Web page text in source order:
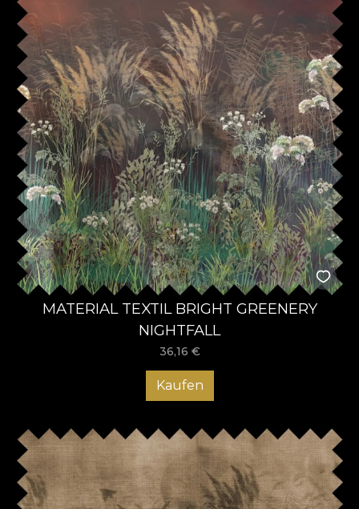
MATERIAL TEXTIL BRIGHT GREENERY
NIGHTFALL
36,16 €
Kaufen